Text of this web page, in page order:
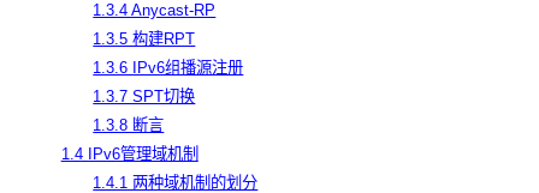
1.3.4 Anycast-RP
1.3.5 构建RPT
1.3.6 IPv6组播源注册
1.3.7 SPT切换
1.3.8 断言
1.4 IPv6管理域机制
1.4.1 两种域机制的划分